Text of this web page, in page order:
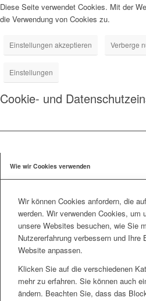
Diese Seite verwendet Cookies. Mit der
die Verwendung von Cookies zu.
Einstellungen akzeptieren Verberge
Einstellungen
Cookie- und
Wie wir Cookies verwenden
Wir können Cookies anfordern, die
werden. Wir verwenden Cookies, um
unsere Websites besuchen, wie Sie
Nutzererfahrung verbessern und Ihre
Website anpassen.
Klicken Sie auf die verschiedenen
mehr zu erfahren. Sie können auch
ändern. Beachten Sie, dass das